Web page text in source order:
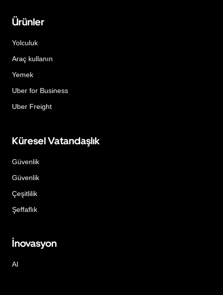
Ürünler
Yolculuk
Araç kullanın
Yemek
Uber for Business
Uber Freight
Küresel Vatandaşlık
Güvenlik
Güvenlik
Çeşitlilik
Şeffaflık
İnovasyon
AI